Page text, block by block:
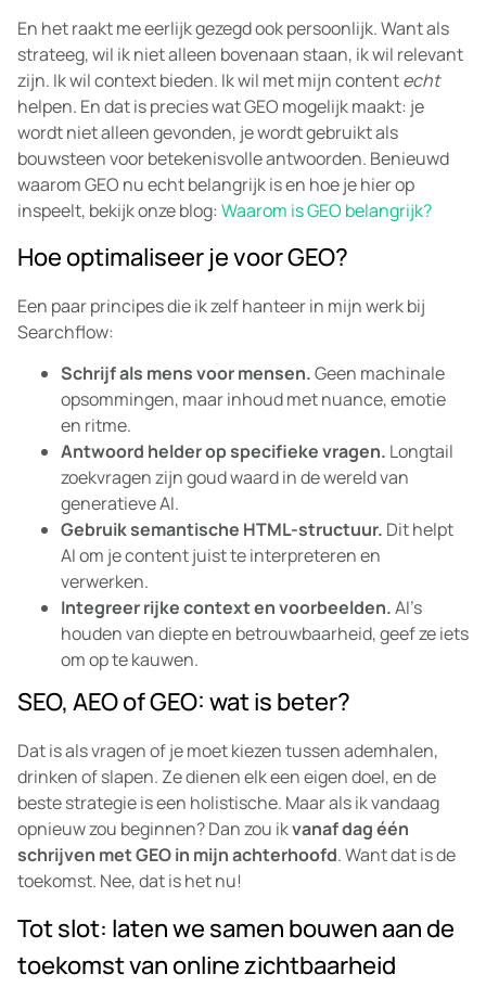
En het raakt me eerlijk gezegd ook persoonlijk. Want als
strateeg, wil ik niet alleen bovenaan staan, ik wil relevant
zijn. Ik wil context bieden. Ik wil met mijn contentecht
helpen. En dat is precies wat GEO mogelijk maakt: je
wordt niet alleen gevonden, je wordt gebruikt als
bouwsteen voor betekenisvolle antwoorden. Benieuwd
waarom GEO nu echt belangrijk is en hoe je hier op
inspeelt, bekijk onze blog: Waarom is GEO belangrijk?
Hoe optimaliseer je voor GEO?
Een paar principes die ik zelf hanteer in mijn werk bij
Searchflow:
Schrijf als mens voor mensen.Geen machinale
opsommingen, maar inhoud met nuance, emotie
en ritme.
Antwoord helder op specifieke vragen. Longtail
zoekvragen zijn goud waard in de wereld van
generatieve AI.
Gebruik semantische HTML-structuur. Dit helpt
AI om je content juist te interpreteren en
verwerken.
Integreer rijke context en voorbeelden.AI’s
houden van diepte en betrouwbaarheid, geef ze iets
om op te kauwen.
SEO, AEO of GEO: wat is beter?
Dat is als vragen of je moet kiezen tussen ademhalen,
drinken of slapen. Ze dienen elk een eigen doel, en de
beste strategie is een holistische. Maar als ik vandaag
opnieuw zou beginnen? Dan zou ikvanaf dag één
schrijven met GEO in mijn achterhoofd. Want dat is de
toekomst. Nee, dat is het nu!
Tot slot: laten we samen bouwen aan de
toekomst van online zichtbaarheid